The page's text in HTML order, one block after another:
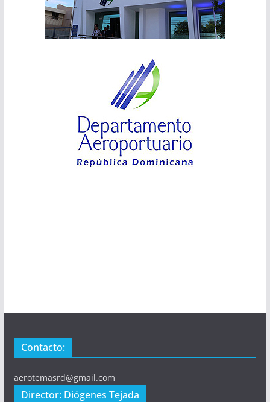
Contacto:
aerotemasrd@gmail.com
Director: Diógenes Tejada